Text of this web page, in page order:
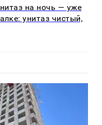
на ночь — уже
унитаз чистый,